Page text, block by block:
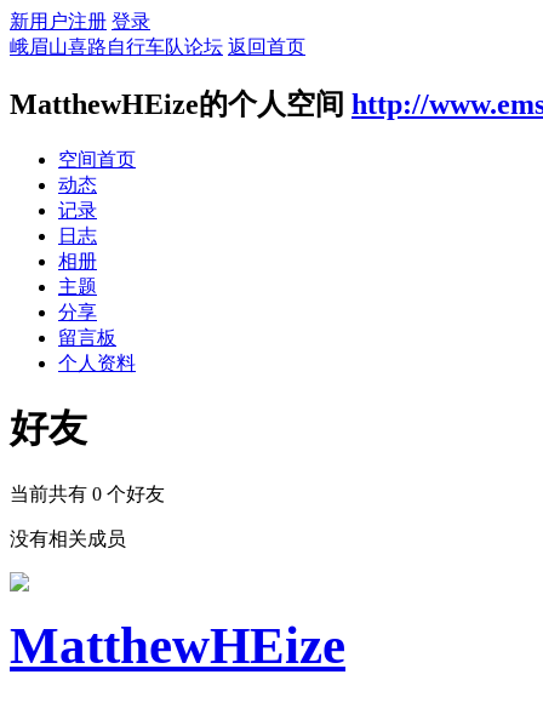
新用户注册 登录
峨眉山喜路自行车队论坛 返回首页
MatthewHEize的个人空间 http://
空间首页
动态
记录
日志
相册
主题
分享
留言板
个人资料
好友
当前共有 0 个好友
没有相关成员
MatthewHEize